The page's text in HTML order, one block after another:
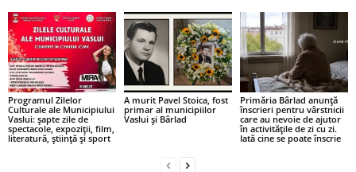
Programul Zilelor
Culturale ale Municipiului
Vaslui: șapte zile de
spectacole, expoziții, film,
literatură, știință și sport
A murit Pavel Stoica, fost
primar al municipiilor
Vaslui și Bârlad
Primăria Bârlad anunță
înscrieri pentru vârstnicii
care au nevoie de ajutor
în activitățile de zi cu zi.
Iată cine se poate înscrie